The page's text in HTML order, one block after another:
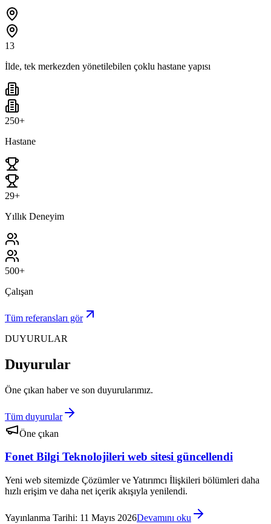
13
İlde, tek merkezden yönetilebilen çoklu hastane yapısı
250+
Hastane
29+
Yıllık Deneyim
500+
Çalışan
Tüm referansları gör
DUYURULAR
Duyurular
Öne çıkan haber ve son duyurularımız.
Tüm duyurular
Öne çıkan
Fonet Bilgi Teknolojileri web sitesi güncellendi
Yeni web sitemizde Çözümler ve Yatırımcı İlişkileri bölümleri daha
hızlı erişim ve daha net içerik akışıyla yenilendi.
Yayınlanma Tarihi: 11 Mayıs 2026Devamını oku